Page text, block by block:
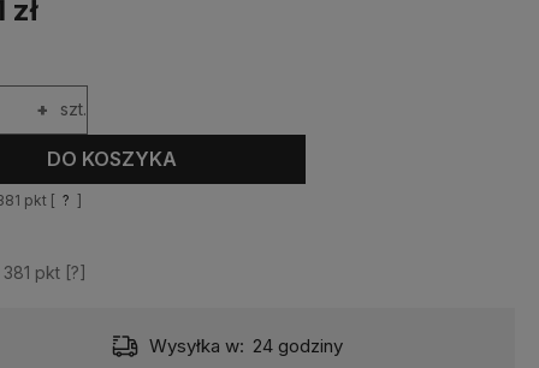
zł
+ szt.
DO KOSZYKA
pkt [ ? ]
381 pkt [?]
Dostawa: Darmowa